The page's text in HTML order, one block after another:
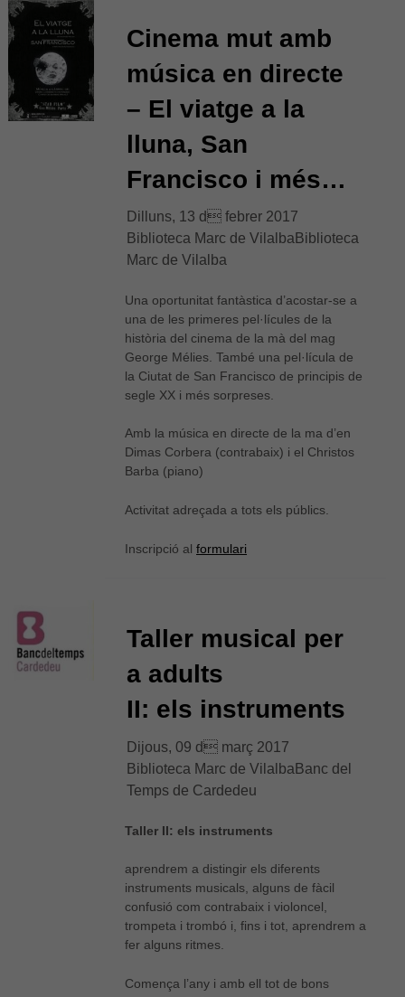
Cinema mut amb
música en directe
– El viatge a la
lluna, San
Francisco i més…
Dilluns, 13 d febrer 2017
Biblioteca Marc de VilalbaBiblioteca
Marc de Vilalba
Una oportunitat fantàstica d’acostar-se a
una de les primeres pel·lícules de la
història del cinema de la mà del mag
George Mélies. També una pel·lícula de
la Ciutat de San Francisco de principis de
segle XX i més sorpreses.
Amb la música en directe de la ma d’en
Dimas Corbera (contrabaix) i el Christos
Barba (piano)
Activitat adreçada a tots els públics.
Inscripció alformulari
Taller musical per
a adults
II: els instruments
Dijous, 09 d març 2017
Biblioteca Marc de VilalbaBanc del
Temps de Cardedeu
Taller II: els instruments
aprendrem a distingir els diferents
instruments musicals, alguns de fàcil
confusió com contrabaix i violoncel,
trompeta i trombó i, fins i tot, aprendrem a
fer alguns ritmes.
Comença l’any i amb ell tot de bons